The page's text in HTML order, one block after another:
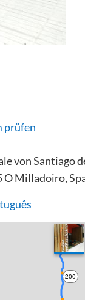
prüfen
von Santiago
O Milladoiro,
200